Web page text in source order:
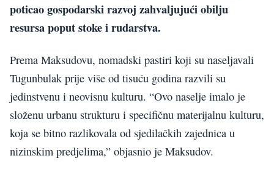
poticao gospodarski razvoj zahvaljujući obilju
resursa poput stoke i rudarstva.
Prema Maksudovu, nomadski pastiri koji su naseljavali
Tugunbulak prije više od tisuću godina razvili su
jedinstvenu i neovisnu kulturu. “Ovo naselje imalo je
složenu urbanu strukturu i specifičnu materijalnu kulturu,
koja se bitno razlikovala od sjedilačkih zajednica u
nizinskim predjelima,” objasnio je Maksudov.